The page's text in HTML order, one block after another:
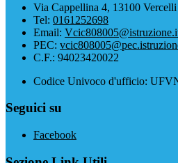
Via Cappellina 4, 13100
Tel: 0161252698
Email:
PEC:
C.F.: 94023420022
Codice Univoco d'ufficio:
Seguici su
Facebook